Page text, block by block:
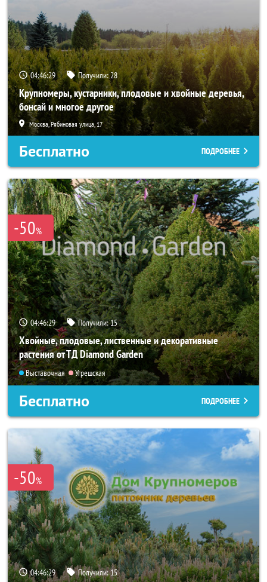
04:46:28 Получили:28
Крупномеры, кустарники, плодовые и хвойные деревья,
бонсай и многое другое
Москва, Рябиновая улица, 17
Бесплатно ПОДРОБНЕЕ
-50%
04:46:28 Получили:15
Хвойные, плодовые, лиственные и декоративные
растения от ТД Diamond Garden
Выставочная Угрешская
Бесплатно ПОДРОБНЕЕ
-50%
04:46:28 Получили:15